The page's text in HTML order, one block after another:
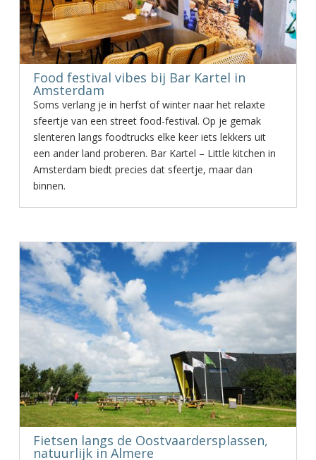
Food festival vibes bij Bar Kartel in
Amsterdam
Soms verlang je in herfst of winter naar het relaxte
sfeertje van een street food-festival. Op je gemak
slenteren langs foodtrucks elke keer iets lekkers uit
een ander land proberen. Bar Kartel – Little kitchen in
Amsterdam biedt precies dat sfeertje, maar dan
binnen.
Fietsen langs de Oostvaardersplassen,
natuurlijk in Almere